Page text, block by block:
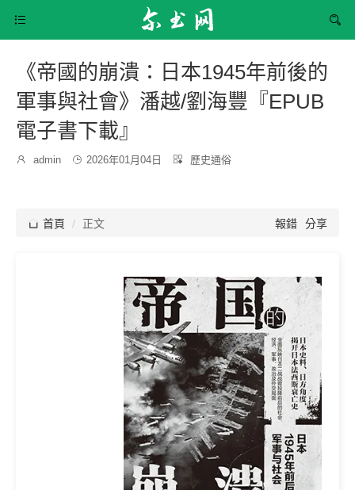


《帝國的崩潰：日本1945年前後的
軍事與社會》潘越/劉海豐『EPUB
電子書下載』

博
admin  發
2026年01月04日 
分
歷史通俗
 首頁 正文 報錯 分享